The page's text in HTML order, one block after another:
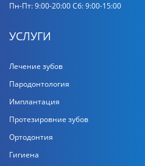
Пн-Пт: 9:00-20:00Сб: 9:00-15:00
УСЛУГИ
Лечение зубов
Пародонтология
Имплантация
Протезировние зубов
Ортодонтия
Гигиена